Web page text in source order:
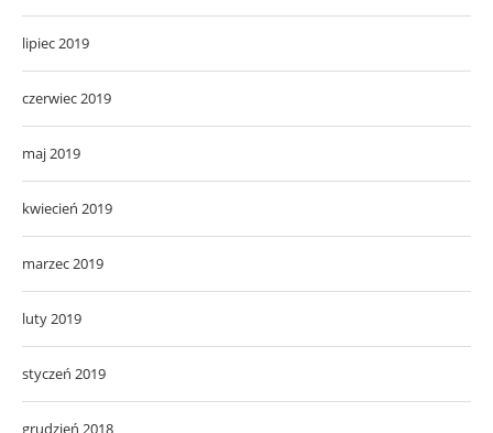
lipiec 2019
czerwiec 2019
maj 2019
kwiecień 2019
marzec 2019
luty 2019
styczeń 2019
grudzień 2018